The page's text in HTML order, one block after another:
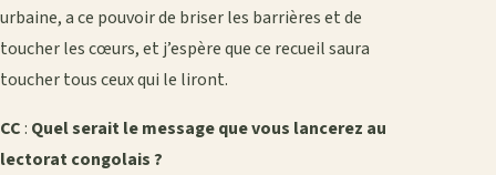
urbaine, a ce pouvoir de briser les barrières et de
toucher les cœurs, et j’espère que ce recueil saura
toucher tous ceux qui le liront.
CC : Quel serait le message que vous lancerez au
lectorat congolais ?